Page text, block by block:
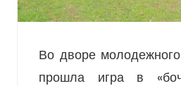
Во дворе
прошла игра в